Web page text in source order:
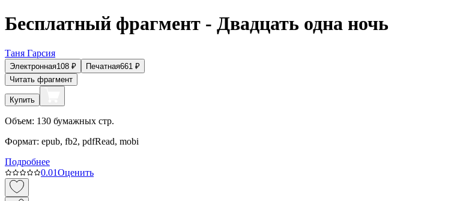
Бесплатный фрагмент - Двадцать одна ночь
Таня Гарсия
Электронная108 ₽ Печатная661 ₽
Читать фрагмент
Купить
Объем: 130 бумажных стр.
Формат: epub, fb2, pdfRead, mobi
Подробнее
0.01Оценить